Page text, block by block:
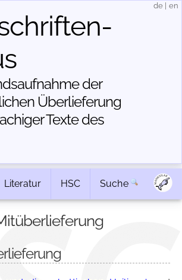
der
Über­lieferung
Texte des
de en
Literatur HSC Suche